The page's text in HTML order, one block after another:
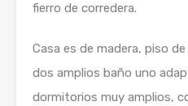
fierro de corredera.
Casa es de madera, piso
dos amplios baño uno
dormitorios muy amplios,